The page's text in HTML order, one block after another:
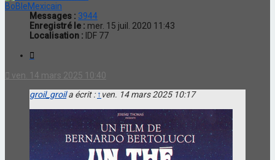
BoBleMexicain
Messages : 3944
Enregistré le : mer. 15 juil. 2020 11:43
Localisation : IDF 77
ven. 14 mars 2025 10:40
groil_groila écrit : ↑ ven. 14 mars 2025 10:17